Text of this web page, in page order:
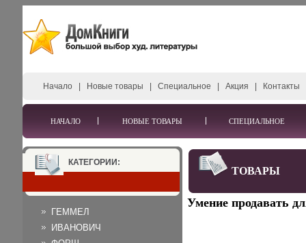
Начало Новые товары Специальное Акция Контакты
НАЧАЛО НОВЫЕ ТОВАРЫ СПЕЦИАЛЬНОЕ
КАТЕГОРИИ:
ГЕММЕЛ
ИВАНОВИЧ
ТОВАРЫ
Умение продавать